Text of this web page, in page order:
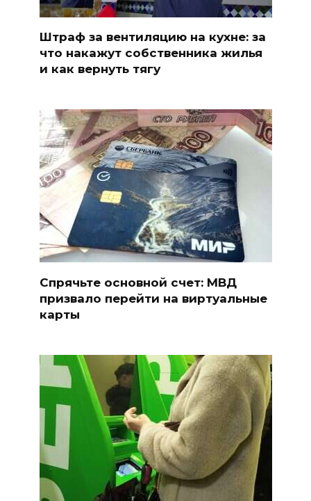
Штраф за вентиляцию на кухне: за
что накажут собственника жилья
и как вернуть тягу
Спрячьте основной счет: МВД
призвало перейти на виртуальные
карты